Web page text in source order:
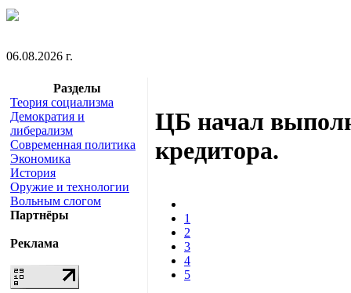
06.08.2026 г.
Разделы
Теория социализма
Демократия и
либерализм
Современная политика
Экономика
История
Оружие и технологии
Вольным слогом
Партнёры
Реклама
ЦБ начал
кредитора.
1
2
3
4
5